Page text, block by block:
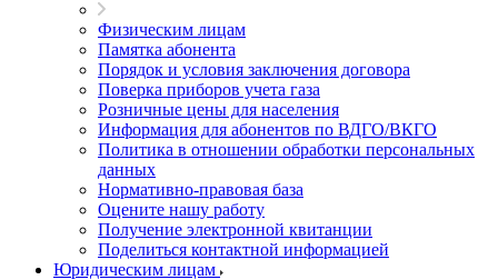
Физическим лицам
Памятка абонента
Порядок и условия заключения договора
Поверка приборов учета газа
Розничные цены для населения
Информация для абонентов по ВДГО/ВКГО
Политика в отношении обработки персональных
данных
Нормативно-правовая база
Оцените нашу работу
Получение электронной квитанции
Поделиться контактной информацией
Юридическим лицам